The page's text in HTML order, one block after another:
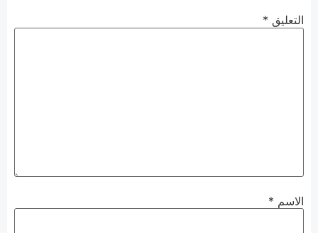
التعليق *
الاسم *